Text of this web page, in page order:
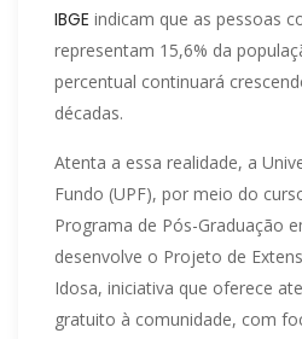
IBGE indicam que as pessoas
representam 15,6% da
percentual continuará
décadas.
Atenta a essa realidade, a
Fundo (UPF), por meio do
Programa de Pós-Graduação
desenvolve o Projeto de
Idosa, iniciativa que oferece
gratuito à comunidade, com